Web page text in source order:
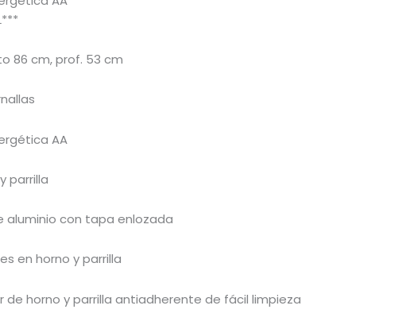
86 cm, prof. 53 cm
AA
parrilla
aluminio con tapa enlozada
en horno y parrilla
de horno y parrilla antiadherente de fácil limpieza